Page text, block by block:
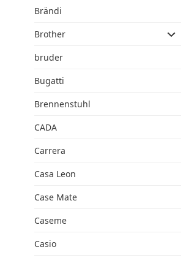
Brändi
Brother
bruder
Bugatti
Brennenstuhl
CADA
Carrera
Casa Leon
Case Mate
Caseme
Casio